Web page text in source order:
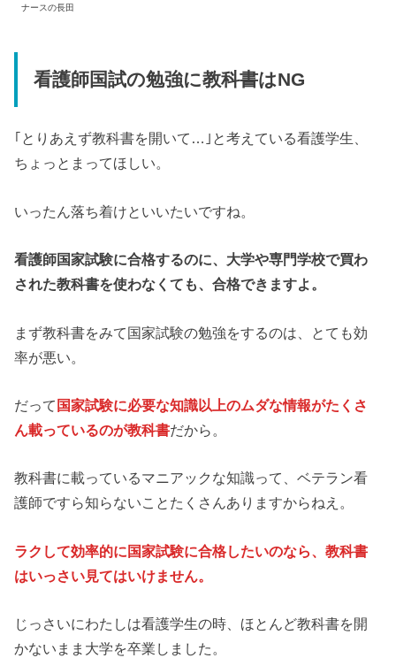
ナースの長田
看護師国試の勉強に教科書はNG
｢とりあえず教科書を開いて…｣と考えている看護学生、
ちょっとまってほしい。
いったん落ち着けといいたいですね。
看護師国家試験に合格するのに、大学や専門学校で買わ
された教科書を使わなくても、合格できますよ。
まず教科書をみて国家試験の勉強をするのは、とても効
率が悪い。
だって 国家試験に必要な知識以上のムダな情報がたくさ
ん載っているのが教科書だから。
教科書に載っているマニアックな知識って、ベテラン看
護師ですら知らないことたくさんありますからねえ。
ラクして効率的に国家試験に合格したいのなら、教科書
はいっさい見てはいけません。
じっさいにわたしは看護学生の時、ほとんど教科書を開
かないまま大学を卒業しました。